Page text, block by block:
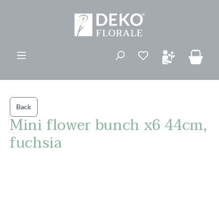
Du har 0
Back
Mini flower bunch x6 44cm,
fuchsia